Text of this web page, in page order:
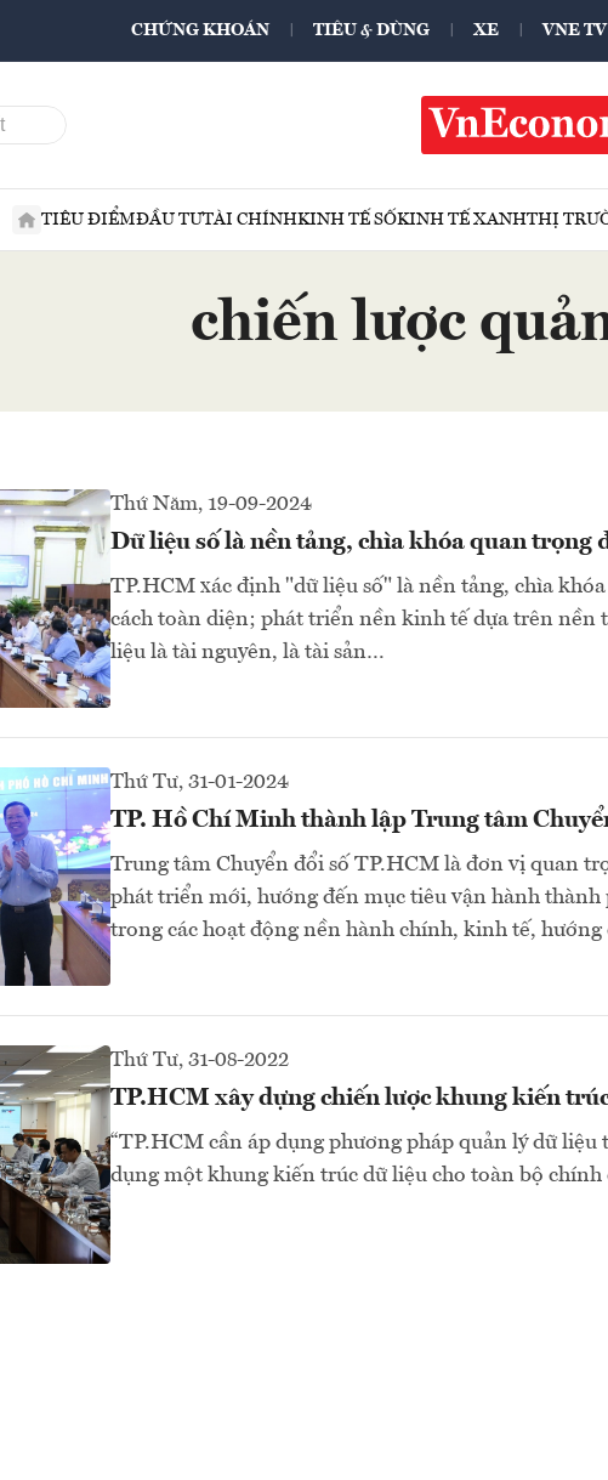
CHỨNG KHOÁN TIÊU & DÙNG XE VNE TV
TIÊU ĐIỂMĐẦU TƯTÀI CHÍNHKINH TẾ SỐKINH TẾ XANHTHỊ
chiến lược
Thứ Năm, 19-09-2024
Dữ liệu số là nền tảng, chìa khóa quan trọng
TP.HCM xác định "dữ liệu số" là nền tảng, chìa
cách toàn diện; phát triển nền kinh tế dựa trên nền
liệu là tài nguyên, là tài sản…
Thứ Tư, 31-01-2024
TP. Hồ Chí Minh thành lập Trung tâm
Trung tâm Chuyển đổi số TP.HCM là đơn vị quan
phát triển mới, hướng đến mục tiêu vận hành thành
trong các hoạt động nền hành chính, kinh tế, hướng
Thứ Tư, 31-08-2022
TP.HCM xây dựng chiến lược khung kiến
“TP.HCM cần áp dụng phương pháp quản lý dữ liệu
dụng một khung kiến trúc dữ liệu cho toàn bộ chính